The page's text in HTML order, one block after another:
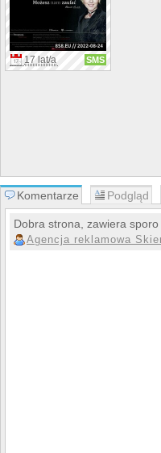
17 lat/a SMS
Komentarze Podgląd
Dobra strona, zawiera
Agencja reklamowa